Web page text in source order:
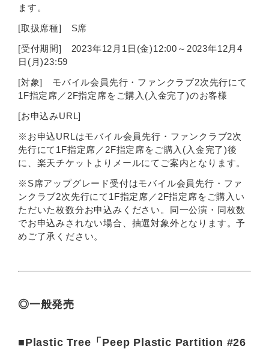
ます。
[取扱席種] S席
[受付期間] 2023年12月1日(金)12:00～2023年12月4
日(月)23:59
[対象] モバイル会員先行・ファンクラブ2次先行にて
1F指定席／2F指定席をご購入(入金完了)のお客様
[お申込みURL]
※お申込URLはモバイル会員先行・ファンクラブ2次
先行にて1F指定席／2F指定席をご購入(入金完了)後
に、楽天チケットよりメールにてご案内となります。
※S席アップグレード受付はモバイル会員先行・ファ
ンクラブ2次先行にて1F指定席／2F指定席をご購入い
ただいた枚数分お申込みください。同一公演・同枚数
でお申込みされない場合、抽選対象外となります。予
めご了承ください。
◎一般発売
■Plastic Tree「Peep Plastic Partition #26